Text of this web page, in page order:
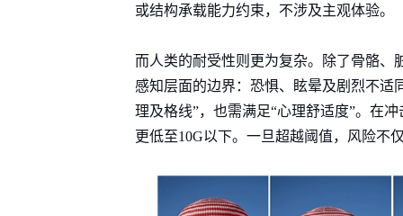
或结构承载能力约束，不涉及主观体验。
而人类的耐受性则更为复杂。除了骨骼
感知层面的边界：恐惧、眩晕及剧烈不适
理及格线”，也需满足“心理舒适度”。在
更低至10G以下。一旦超越阈值，风险不